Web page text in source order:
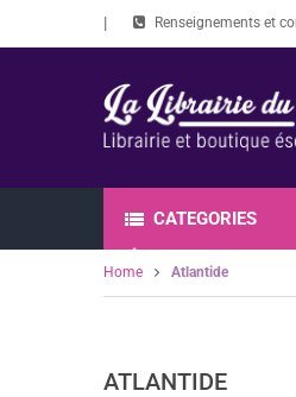
Renseignements et
CATEGORIES
Home Atlantide
ATLANTIDE